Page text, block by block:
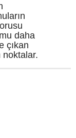
daha
çıkan